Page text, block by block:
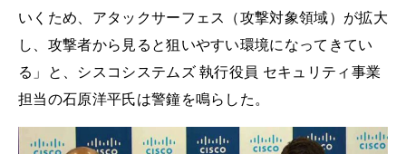
いくため、アタックサーフェス（攻撃対象領域）が拡大
し、攻撃者から見ると狙いやすい環境になってきてい
る」と、シスコシステムズ 執行役員 セキュリティ事業
担当の石原洋平氏は警鐘を鳴らした。